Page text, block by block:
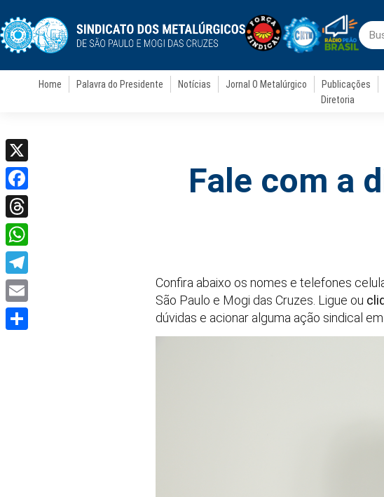
Home Palavra do Presidente Notícias Jornal O Metalúrgico Publicações
Diretoria
Fale com a
Confira abaixo os nomes e telefones
São Paulo e Mogi das Cruzes. Ligue ou
dúvidas e acionar alguma ação sindical
X
Facebook
Threads
WhatsApp
Telegram
Email